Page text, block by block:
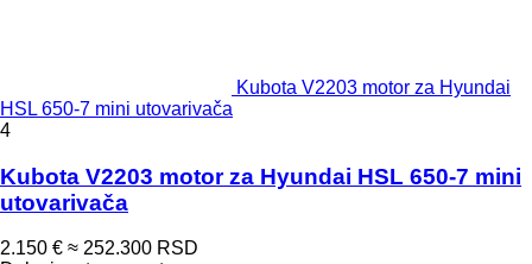
Kubota V2203 motor za Hyundai
HSL 650-7 mini utovarivača
4
Kubota V2203 motor za Hyundai HSL 650-7 mini
utovarivača
2.150 € ≈ 252.300 RSD